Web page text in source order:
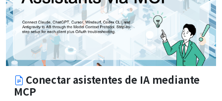
Conectar asistentes de IA mediante
MCP